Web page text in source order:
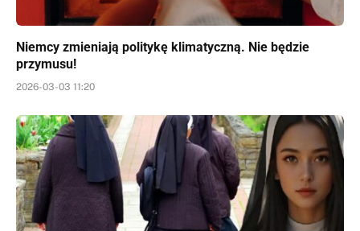
Niemcy zmieniają politykę klimatyczną. Nie będzie
przymusu!
2026-03-03 11:20